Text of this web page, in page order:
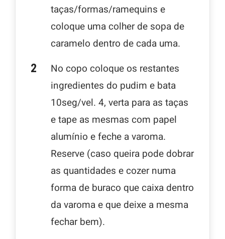
taças/formas/ramequins e
coloque uma colher de sopa de
caramelo dentro de cada uma.
No copo coloque os restantes
ingredientes do pudim e bata
10seg/vel. 4, verta para as taças
e tape as mesmas com papel
alumínio e feche a varoma.
Reserve (caso queira pode dobrar
as quantidades e cozer numa
forma de buraco que caixa dentro
da varoma e que deixe a mesma
fechar bem).